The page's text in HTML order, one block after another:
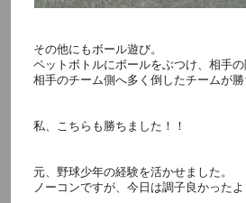
その他にもボール遊び。
ペットボトルにボールをぶつけ、相手の
相手のチーム側へ多く倒したチームが勝
私、こちらも勝ちました！！
元、野球少年の経験を活かせました。
ノーコンですが、今日は調子良かったよ